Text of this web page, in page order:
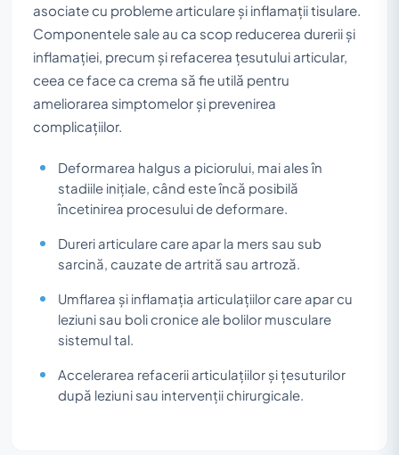
asociate cu probleme articulare și inflamații tisulare.
Componentele sale au ca scop reducerea durerii și
inflamației, precum și refacerea țesutului articular,
ceea ce face ca crema să fie utilă pentru
ameliorarea simptomelor și prevenirea
complicațiilor.
Deformarea halgus a piciorului, mai ales în
stadiile inițiale, când este încă posibilă
încetinirea procesului de deformare.
Dureri articulare care apar la mers sau sub
sarcină, cauzate de artrită sau artroză.
Umflarea și inflamația articulațiilor care apar cu
leziuni sau boli cronice ale bolilor musculare
sistemul tal.
Accelerarea refacerii articulațiilor și țesuturilor
după leziuni sau intervenții chirurgicale.